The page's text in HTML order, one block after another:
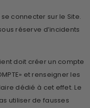
connecter sur le Site.
réserve d’incidents
doit créer un compte
et renseigner les
dédié à cet effet. Le
utiliser de fausses